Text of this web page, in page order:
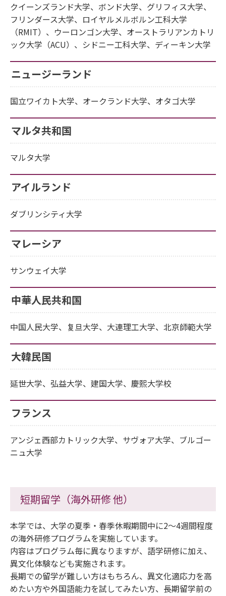
クイーンズランド大学、ボンド大学、グリフィス大学、
フリンダース大学、ロイヤルメルボルン工科大学
（RMIT）、ウーロンゴン大学、オーストラリアンカトリ
ック大学（ACU）、シドニー工科大学、ディーキン大学
ニュージーランド
国立ワイカト大学、オークランド大学、オタゴ大学
マルタ共和国
マルタ大学
アイルランド
ダブリンシティ大学
マレーシア
サンウェイ大学
中華人民共和国
中国人民大学、复旦大学、大連理工大学、北京師範大学
大韓民国
延世大学、弘益大学、建国大学、慶熙大学校
フランス
アンジェ西部カトリック大学、サヴォア大学、ブルゴー
ニュ大学
短期留学（海外研修 他）
本学では、大学の夏季・春季休暇期間中に2～4週間程度
の海外研修プログラムを実施しています。
内容はプログラム毎に異なりますが、語学研修に加え、
異文化体験なども実施されます。
長期での留学が難しい方はもちろん、異文化適応力を高
めたい方や外国語能力を試してみたい方、長期留学前の